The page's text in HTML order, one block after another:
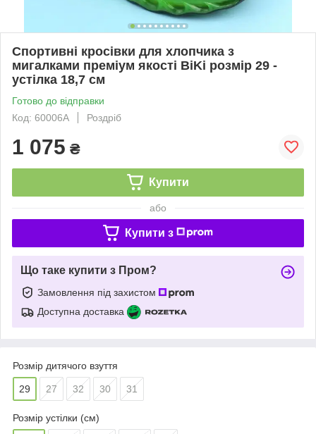
Спортивні кросівки для хлопчика з
мигалками преміум якості BiKi розмір 29 -
устілка 18,7 см
Готово до відправки
Код: 60006A
Роздріб
1 075 ₴
Купити
або
Купити з
Що таке купити з Пром?
Замовлення під захистом
Доступна доставка
Розмір дитячого взуття
29 27 32 30 31
Розмір устілки (см)